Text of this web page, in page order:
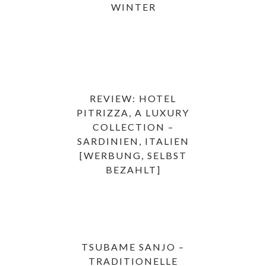
WINTER
REVIEW: HOTEL
PITRIZZA, A LUXURY
COLLECTION –
SARDINIEN, ITALIEN
[WERBUNG, SELBST
BEZAHLT]
TSUBAME SANJO –
TRADITIONELLE